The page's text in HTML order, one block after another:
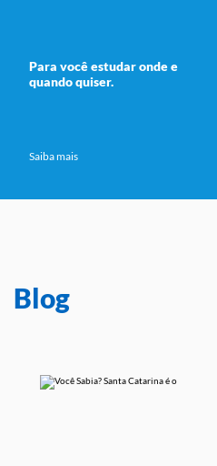
Para você estudar onde e
quando quiser.
Saiba mais
Blog